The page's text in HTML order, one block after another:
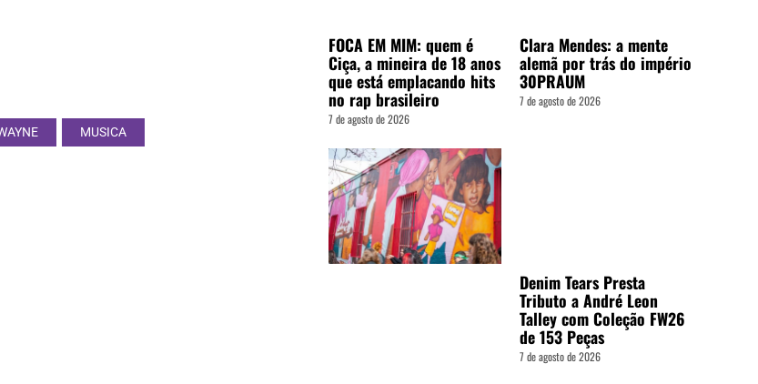
MUSICA
FOCA EM MIM: quem é
Ciça, a mineira de 18 anos
que está emplacando hits
no rap brasileiro
7 de agosto de 2026
Clara Mendes: a mente
alemã por trás do império
30PRAUM
7 de agosto de 2026
Denim Tears Presta
Tributo a André Leon
Talley com Coleção FW26
de 153 Peças
7 de agosto de 2026